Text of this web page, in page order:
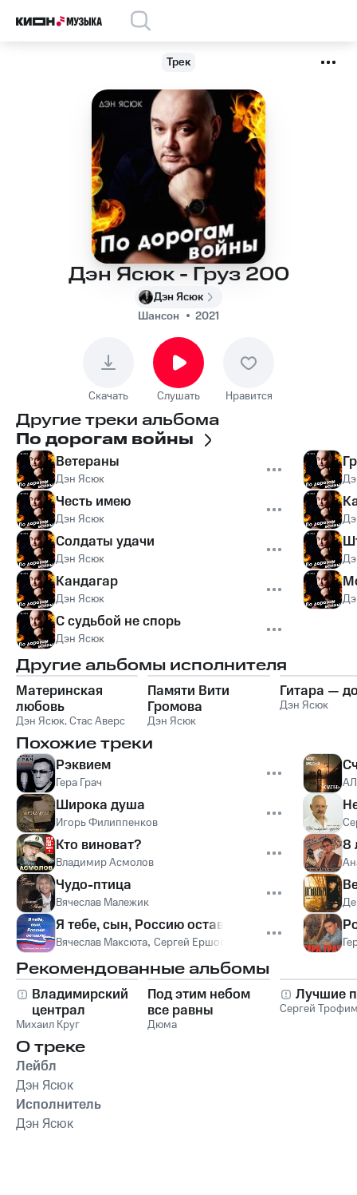
Трек
Дэн Ясюк - Груз 200
Дэн Ясюк
Шансон
2021
Скачать Слушать Нравится
Другие треки альбома
По дорогам войны
Ветераны
Дэн Ясюк
Честь имею
Дэн Ясюк
Солдаты удачи
Дэн Ясюк
Кандагар
Дэн Ясюк
С судьбой не спорь
Дэн Ясюк
Другие альбомы исполнителя
Материнская
любовь
Дэн Ясюк,Стас Аверс
Памяти Вити
Громова
Дэн Ясюк
Гитара —
Дэн Ясюк
Похожие треки
Рэквием
Гера Грач
Широка душа
Игорь Филиппенков
Кто виноват?
Владимир Асмолов
Чудо-птица
Вячеслав Малежик
Я тебе, сын, Россию оставлю
Вячеслав Максюта, Сергей Ершов
8
Рекомендованные альбомы
Владимирский
централ
Михаил Круг
Под этим небом
все равны
Дюма
Лучшие
Сергей
О треке
Лейбл
Дэн Ясюк
Исполнитель
Дэн Ясюк